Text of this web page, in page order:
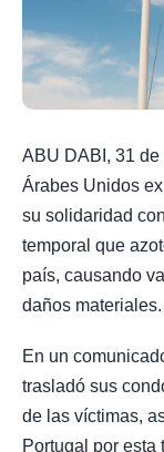
ABU DABI, 31 de
Árabes Unidos
su solidaridad
temporal que
país, causando
daños materiales.
En un
trasladó sus
de las víctimas,
Portugal por esta